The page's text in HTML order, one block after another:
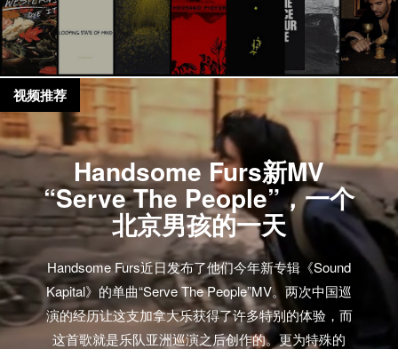
Handsome Furs新MV
“Serve The People”，一个
北京男孩的一天
Handsome Furs近日发布了他们今年新专辑《Sound
Kapital》的单曲“Serve The People”MV。两次中国巡
演的经历让这支加拿大乐获得了许多特别的体验，而
这首歌就是乐队亚洲巡演之后创作的。更为特殊的
视频推荐